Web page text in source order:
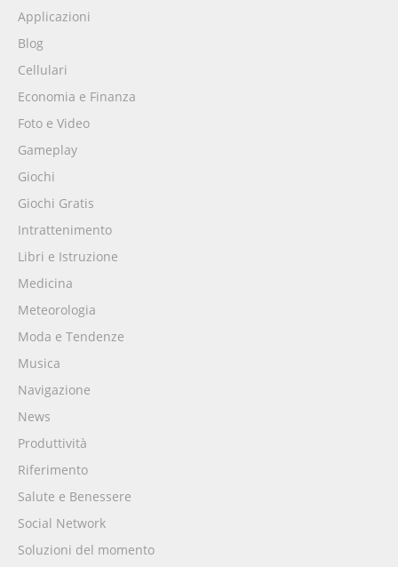
Applicazioni
Blog
Cellulari
Economia e Finanza
Foto e Video
Gameplay
Giochi
Giochi Gratis
Intrattenimento
Libri e Istruzione
Medicina
Meteorologia
Moda e Tendenze
Musica
Navigazione
News
Produttività
Riferimento
Salute e Benessere
Social Network
Soluzioni del momento